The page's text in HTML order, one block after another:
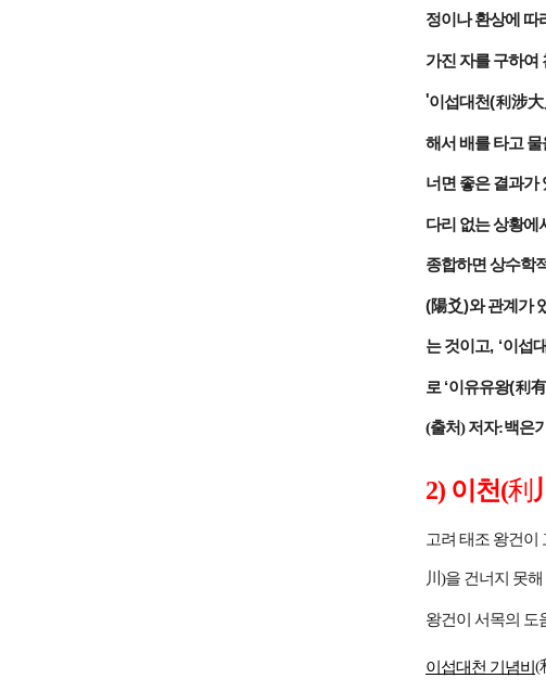
정이나 환상에 따
가진 자를 구하여
'이섭대천(利涉大
해서 배를 타고
너면 좋은 결과가
다리 없는 상황에
종합하면 상수학
(陽爻)와 관계가
는 것이고, ‘이섭
로 ‘이유유왕(利
(출처) 저자:백은
2) 이천(利
고려 태조 왕건이
川)을 건너지 못
왕건이 서목의 도
이섭대천 기념비 (